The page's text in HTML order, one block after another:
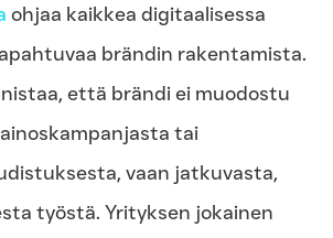
ohjaa kaikkea digitaalisessa
brändin rakentamista.
että brändi ei muodostu
tai
vaan jatkuvasta,
työstä. Yrityksen jokainen